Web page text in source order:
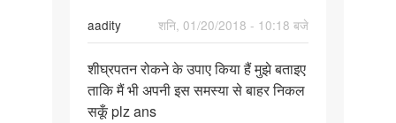
aadity
शनि, 01/20/2018 - 10:18 बजे
शीघ्रपतन
रोकने
के
शीघ्रपतन रोकने के उपाए किया हैं मुझे बताइए
ताकि मैं भी अपनी इस समस्या से बाहर निकल
सकूँ plz ans